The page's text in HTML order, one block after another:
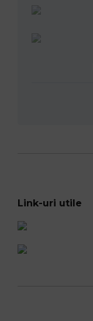
Link-uri utile